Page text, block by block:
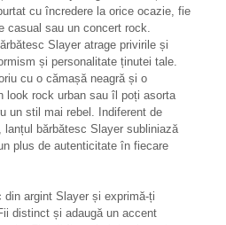
cu încredere la orice ocazie, fie
casual sau un concert rock.
Slayer atrage privirile și
și personalitate ținutei tale.
cu o cămașă neagră și o
look rock urban sau îl poți asorta
un stil mai rebel. Indiferent de
bărbătesc Slayer subliniază
plus de autenticitate în fiecare
argint Slayer și exprimă-ți
distinct și adaugă un accent